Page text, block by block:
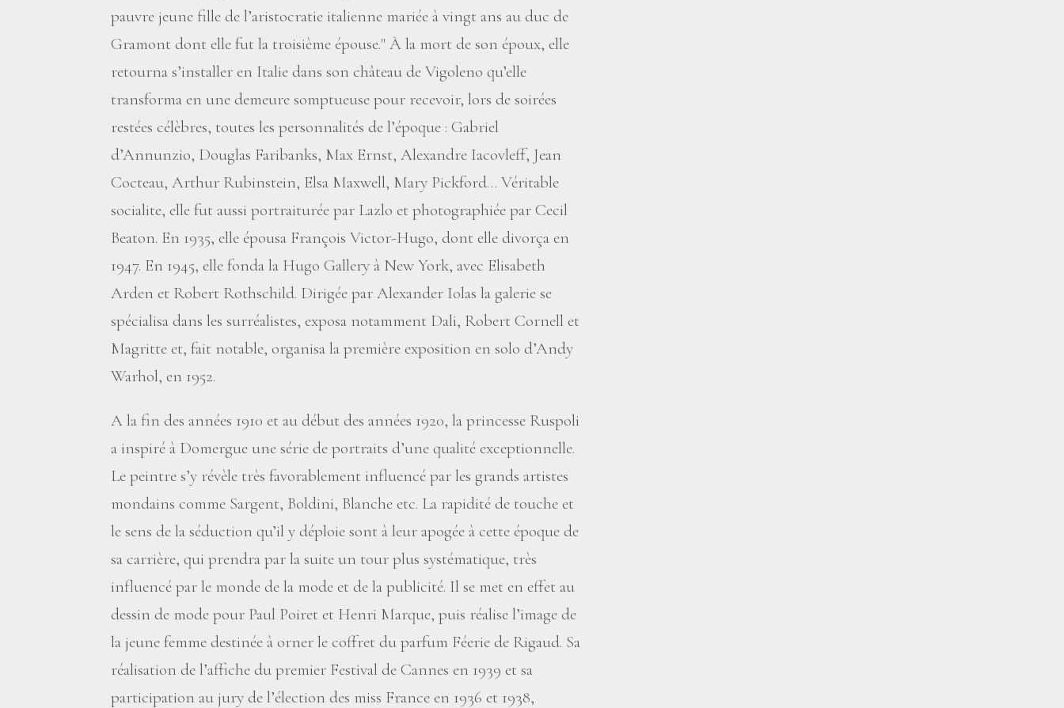
pauvre jeune fille de l’aristocratie italienne mariée à vingt ans au duc de
Gramont dont elle fut la troisième épouse." À la mort de son époux, elle
retourna s’installer en Italie dans son château de Vigoleno qu’elle
transforma en une demeure somptueuse pour recevoir, lors de soirées
restées célèbres, toutes les personnalités de l’époque : Gabriel
d’Annunzio, Douglas Faribanks, Max Ernst, Alexandre Iacovleff, Jean
Cocteau, Arthur Rubinstein, Elsa Maxwell, Mary Pickford… Véritable
socialite, elle fut aussi portraiturée par Lazlo et photographiée par Cecil
Beaton. En 1935, elle épousa François Victor-Hugo, dont elle divorça en
1947. En 1945, elle fonda la Hugo Gallery à New York, avec Elisabeth
Arden et Robert Rothschild. Dirigée par Alexander Iolas la galerie se
spécialisa dans les surréalistes, exposa notamment Dali, Robert Cornell et
Magritte et, fait notable, organisa la première exposition en solo d’Andy
Warhol, en 1952.
A la fin des années 1910 et au début des années 1920, la princesse Ruspoli
a inspiré à Domergue une série de portraits d’une qualité exceptionnelle.
Le peintre s’y révèle très favorablement influencé par les grands artistes
mondains comme Sargent, Boldini, Blanche etc. La rapidité de touche et
le sens de la séduction qu’il y déploie sont à leur apogée à cette époque de
sa carrière, qui prendra par la suite un tour plus systématique, très
influencé par le monde de la mode et de la publicité. Il se met en effet au
dessin de mode pour Paul Poiret et Henri Marque, puis réalise l’image de
la jeune femme destinée à orner le coffret du parfum Féerie de Rigaud. Sa
réalisation de l’affiche du premier Festival de Cannes en 1939 et sa
participation au jury de l’élection des miss France en 1936 et 1938,